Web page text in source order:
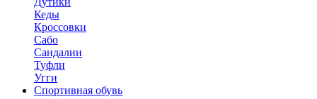
Кеды
Кроссовки
Сабо
Сандалии
Туфли
Угги
Спортивная обувь